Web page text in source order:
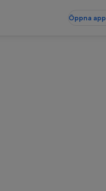
Öppna app